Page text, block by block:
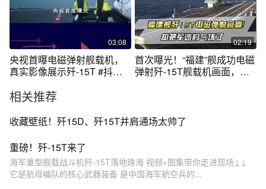
03:08
央视首曝电磁弹射舰载机，
真实影像展示歼-15T #抖音
02:19
首次曝光！“福建”舰成功电磁
弹射歼-15T舰载机画面，终
相关推荐
收藏壁纸！歼15D、歼15T并肩通场太帅了
重磅！歼-15T来了
海军重型舰载战斗机歼-15T落地珠海 视频+图集带你走进现场↓↓
它是航母编队的核心武器装备 是中国海军航空兵的...